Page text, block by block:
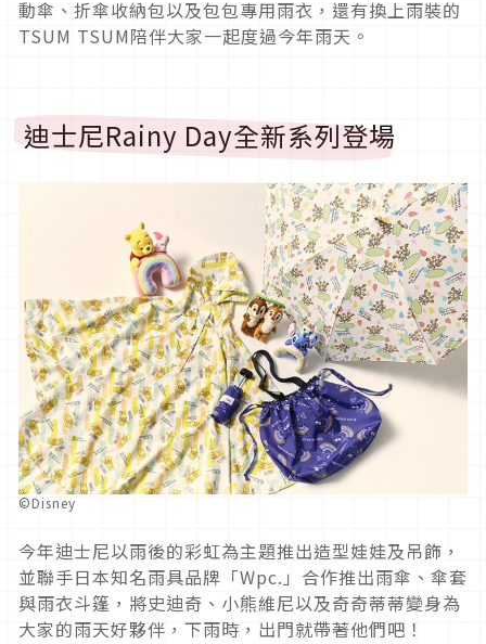
動傘、折傘收納包以及包包專用雨衣，還有換上雨裝的
TSUM TSUM陪伴大家一起度過今年雨天。
迪士尼Rainy Day全新系列登場
©Disney
今年迪士尼以雨後的彩虹為主題推出造型娃娃及吊飾，
並聯手日本知名雨具品牌「Wpc.」合作推出雨傘、傘套
與雨衣斗篷，將史迪奇、小熊維尼以及奇奇蒂蒂變身為
大家的雨天好夥伴，下雨時，出門就帶著他們吧！